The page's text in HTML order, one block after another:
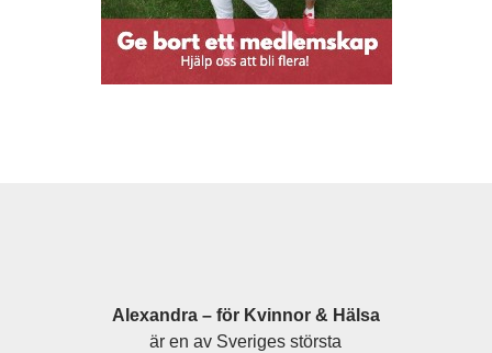
Alexandra – för Kvinnor & Hälsa
är en av Sveriges största